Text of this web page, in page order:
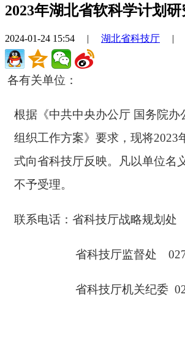
2023年湖北省软科学计划
2024-01-24 15:54 | 湖北省科技厅 |
各有关单位：
根据《中共中央办公厅 国务院
组织工作方案》要求，现将2023
式向省科技厅反映。凡以单位名
不予受理。
联系电话： 省科技厅战略规划处
省科技厅监督处
省科技厅机关纪委